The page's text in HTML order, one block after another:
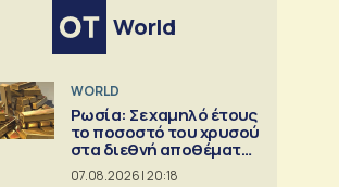
World
WORLD
Ρωσία: Σε χαμηλό έτους
το ποσοστό του χρυσού
στα διεθνή αποθέματα
της Μόσχας
07.08.2026 | 20:18